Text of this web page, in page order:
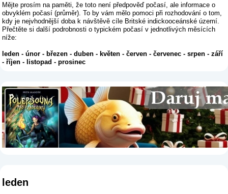
Mějte prosím na paměti, že toto není předpověď počasí, ale informace o
obvyklém počasí (průměr). To by vám mělo pomoci při rozhodování o tom,
kdy je nejvhodnější doba k návštěvě cíle Britské indickooceánské území.
Přečtěte si další podrobnosti o typickém počasí v jednotlivých měsících
níže:
leden -únor -březen -duben -květen -červen -červenec -srpen -září
-říjen -listopad -prosinec
leden